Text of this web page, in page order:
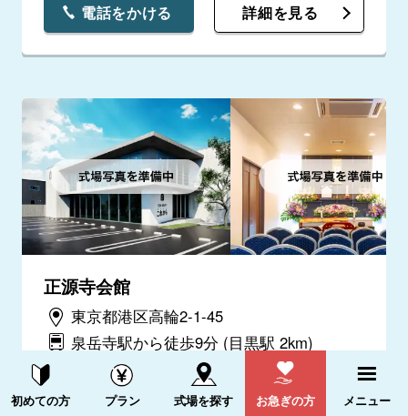
電話をかける 詳細を見る
正源寺会館
東京都港区高輪2-1-45
泉岳寺駅から徒歩9分 (目黒駅 2km)
電話をかける 詳細を見る
資料請求する 電話をかける
初めての方 プラン 式場を探す お急ぎの方 メニュー